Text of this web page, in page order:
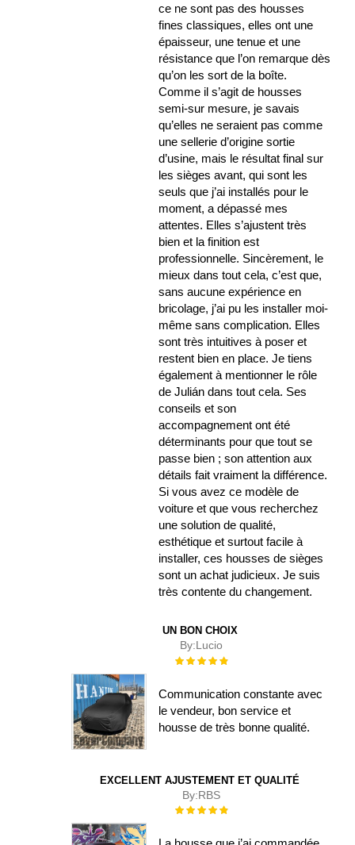
ce ne sont pas des housses
fines classiques, elles ont une
épaisseur, une tenue et une
résistance que l’on remarque dès
qu’on les sort de la boîte.
Comme il s’agit de housses
semi-sur mesure, je savais
qu’elles ne seraient pas comme
une sellerie d’origine sortie
d’usine, mais le résultat final sur
les sièges avant, qui sont les
seuls que j’ai installés pour le
moment, a dépassé mes
attentes. Elles s’ajustent très
bien et la finition est
professionnelle. Sincèrement, le
mieux dans tout cela, c’est que,
sans aucune expérience en
bricolage, j’ai pu les installer moi-
même sans complication. Elles
sont très intuitives à poser et
restent bien en place. Je tiens
également à mentionner le rôle
de Julián dans tout cela. Ses
conseils et son
accompagnement ont été
déterminants pour que tout se
passe bien ; son attention aux
détails fait vraiment la différence.
Si vous avez ce modèle de
voiture et que vous recherchez
une solution de qualité,
esthétique et surtout facile à
installer, ces housses de sièges
sont un achat judicieux. Je suis
très contente du changement.
UN BON CHOIX
By:Lucio
Évaluation :
Communication constante avec
le vendeur, bon service et
housse de très bonne qualité.
EXCELLENT AJUSTEMENT ET QUALITÉ
By:RBS
Évaluation :